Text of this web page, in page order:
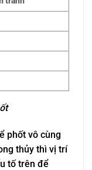
phốt vô cùng
thủy thì vị trí
tố trên để